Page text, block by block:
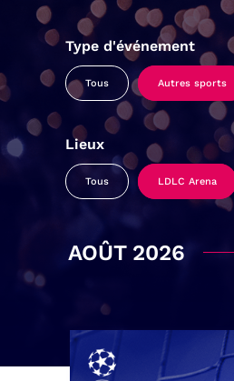
Type d'événement
Tous Autres sports
Lieux
Tous LDLC Arena
AOÛT 2026